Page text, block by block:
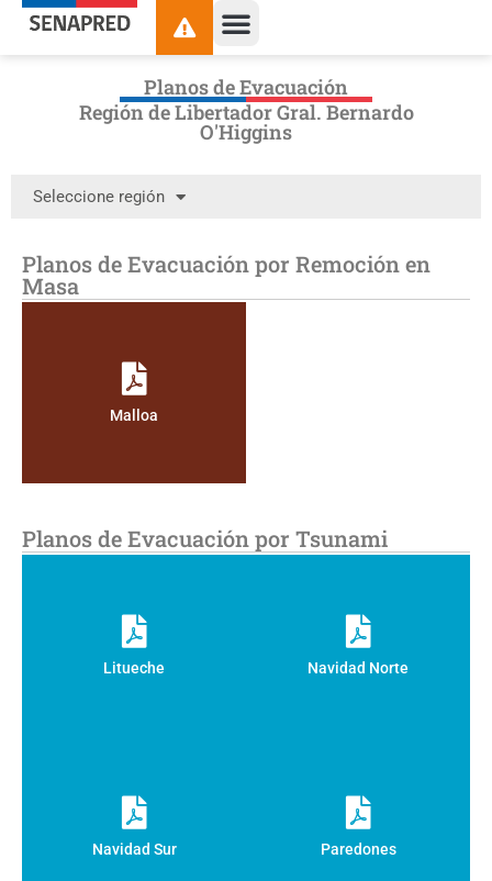
Planos de Evacuación
Región de Libertador Gral. Bernardo
O'Higgins
Seleccione región
Planos de Evacuación por Remoción en
Masa
Malloa
Planos de Evacuación por Tsunami
Litueche Navidad Norte
Navidad Sur Paredones